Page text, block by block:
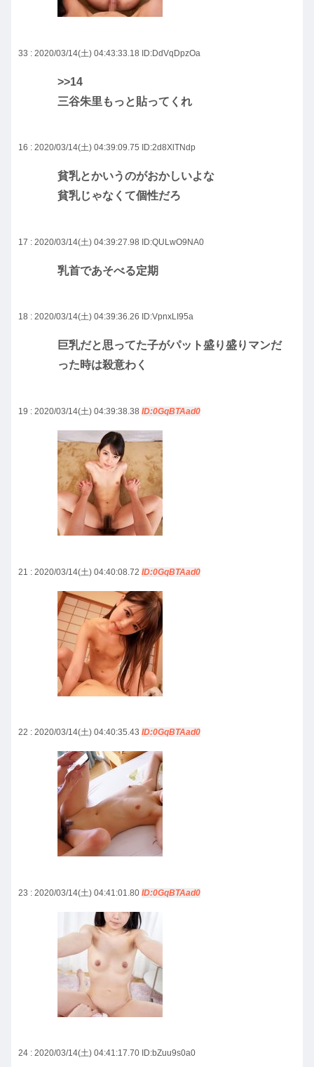
33 : 2020/03/14(土) 04:43:33.18 ID:DdVqDpzOa
>>14
三谷朱里もっと貼ってくれ
16 : 2020/03/14(土) 04:39:09.75 ID:2d8XlTNdp
貧乳とかいうのがおかしいよな
貧乳じゃなくて個性だろ
17 : 2020/03/14(土) 04:39:27.98 ID:QULwO9NA0
乳首であそべる定期
18 : 2020/03/14(土) 04:39:36.26 ID:VpnxLI95a
巨乳だと思ってた子がパット盛り盛りマンだ
った時は殺意わく
19 : 2020/03/14(土) 04:39:38.38 ID:0GqBTAad0
21 : 2020/03/14(土) 04:40:08.72 ID:0GqBTAad0
22 : 2020/03/14(土) 04:40:35.43 ID:0GqBTAad0
23 : 2020/03/14(土) 04:41:01.80 ID:0GqBTAad0
24 : 2020/03/14(土) 04:41:17.70 ID:bZuu9s0a0